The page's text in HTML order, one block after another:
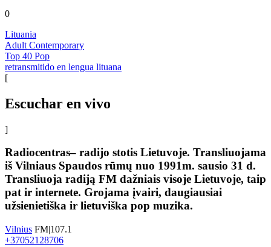
0
Lituania
Adult Contemporary
Top 40 Pop
retransmitido en lengua lituana
[
Escuchar en vivo
]
Radiocentras– radijo stotis Lietuvoje. Transliuojama
iš Vilniaus Spaudos rūmų nuo 1991m. sausio 31 d.
Transliuoja radiją FM dažniais visoje Lietuvoje, taip
pat ir internete. Grojama įvairi, daugiausiai
užsienietiška ir lietuviška pop muzika.
Vilnius FM|107.1
+37052128706